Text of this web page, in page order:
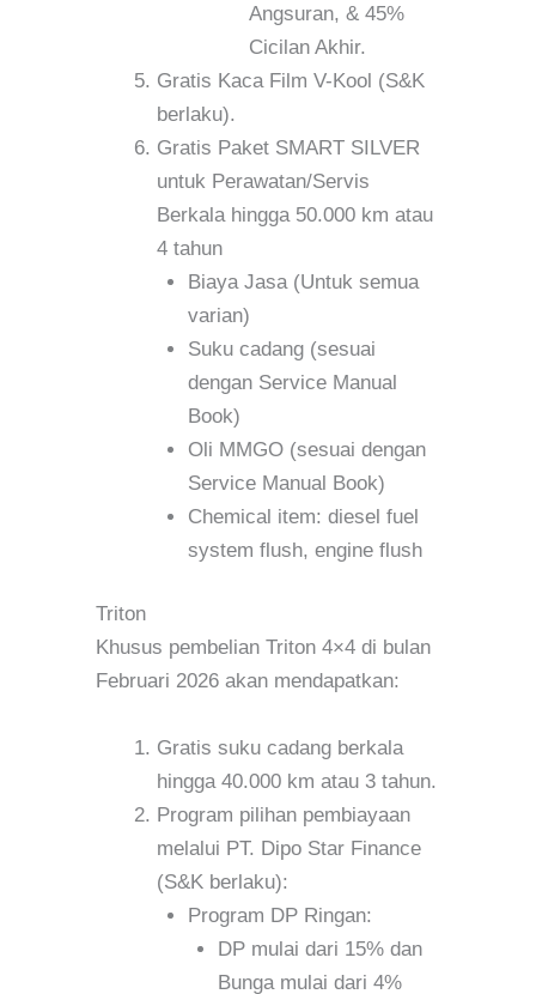
Angsuran, & 45%
Cicilan Akhir.
Gratis Kaca Film V-Kool (S&K
berlaku).
Gratis Paket SMART SILVER
untuk Perawatan/Servis
Berkala hingga 50.000 km atau
4 tahun
Biaya Jasa (Untuk semua
varian)
Suku cadang (sesuai
dengan Service Manual
Book)
Oli MMGO (sesuai dengan
Service Manual Book)
Chemical item: diesel fuel
system flush, engine flush
Triton
Khusus pembelian Triton 4×4 di bulan
Februari 2026 akan mendapatkan:
Gratis suku cadang berkala
hingga 40.000 km atau 3 tahun.
Program pilihan pembiayaan
melalui PT. Dipo Star Finance
(S&K berlaku):
Program DP Ringan:
DP mulai dari 15% dan
Bunga mulai dari 4%